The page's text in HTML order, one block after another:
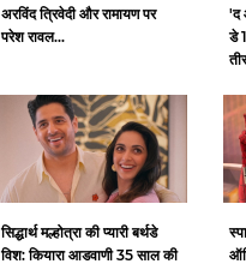
अरविंद त्रिवेदी और रामायण पर
परेश रावल...
'द
डे
सिद्धार्थ मल्होत्रा ​​की प्यारी बर्थडे
विश: कियारा आडवाणी 35 साल की